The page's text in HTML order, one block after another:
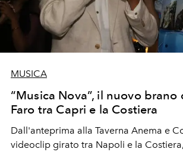
MUSICA
“Musica Nova”, il nuovo brano
Faro tra Capri e la Costiera
Dall'anteprima alla Taverna Anema e
videoclip girato tra Napoli e la